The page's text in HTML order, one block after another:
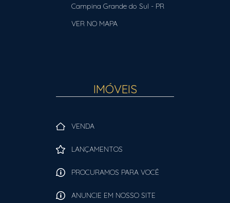
Campina Grande do Sul - PR
VER NO MAPA
IMÓVEIS
VENDA
LANÇAMENTOS
PROCURAMOS PARA VOCÊ
ANUNCIE EM NOSSO SITE